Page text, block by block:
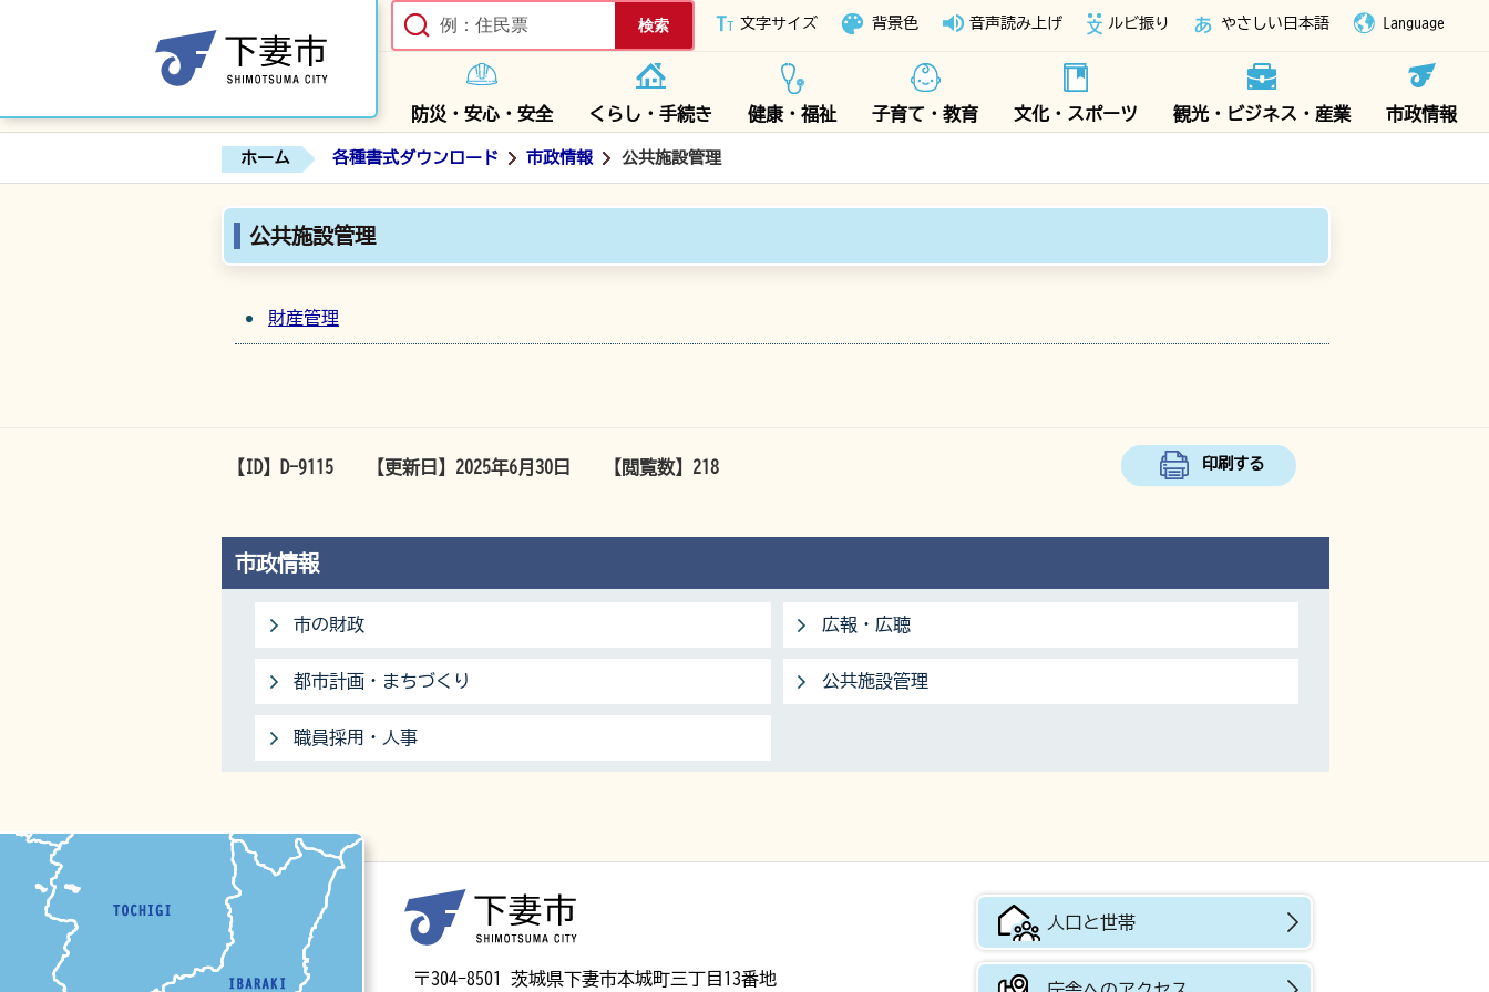
下妻市ホームページ
文字サイズ 背景色 音声読み上げ ルビ振り やさしい日本語 Language
防災・安心・安全 くらし・手続き 健康・福祉 子育て・教育 文化・スポーツ 観光・ビジネス・産業 市政情報
ホーム 各種書式ダウンロード 市政情報 公共施設管理
公共施設管理
財産管理
【ID】 D-9115 【更新日】 2025年6月30日 【閲覧数】 218 印刷する
市政情報
市の財政 広報・広聴
都市計画・まちづくり 公共施設管理
職員採用・人事
〒304-8501 茨城県下妻市本城町三丁目13番地
人口と世帯